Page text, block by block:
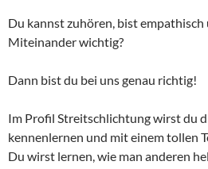
Du kannst zuhören, bist
Miteinander wichtig?
Dann bist du bei uns genau richtig!
Im Profil Streitschlichtung wirst du
kennenlernen und mit einem tollen
Du wirst lernen, wie man anderen